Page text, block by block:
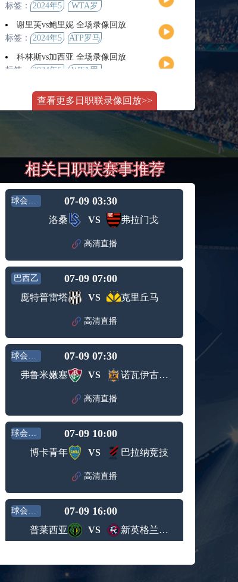
标签：
2024年5
WTA罗
赛女单
第3轮
谢里芙vs鲍里妮 全场录像回放
标签：
2024年5
ATP罗马
女单第2
轮
科林斯vs加西亚 全场录像回放
标签：
2024年5
WTA罗
赛女单
第3轮
斯维托丽娜vs萨巴伦卡 全场录像回放
2024年5
月14日
WTA罗
马公开
纳波利塔诺vs贾里 全场录像回放
男单第3
轮
标签： 2024年5
月11日
WTA1000
罗马大
师赛第3
轮
WTT沙特大满贯女单半决赛 陈梦vs早田希娜 全场录像回放
标签：
2024年5
月11日
WTT沙
贯女单
蒙泰罗vs凯茨曼诺维奇 全场录像回放
大师赛
轮
纳尔迪vs鲁内 全场录像回放
标签： 2024年5
月12日
ATP罗马
大师赛
男单第2
轮
萨卡里vs加里宁娜 全场录像回放
标签： 2024年5
WTA罗
马大师
赛女单
第3轮
吉隆vs卢布列夫 全场录像回放
月12日
ATP罗马
大师赛
轮
兹维列夫vs达德尔里 全场录像回放
标签： 2024年5
月13日
ATP罗马
大师赛
男单第3
轮
阿纳尔迪vs贾里 全场录像回放
ATP罗马
大师赛
男单第2
轮
标签： 2024年5
月12日
WTA罗
马大师
赛女单
第3轮
托尔莫vs奥斯塔彭科 全场录像回放
2024年5
WTA罗
赛女单
斯诺克元老斯诺克世锦赛半决赛 伊戈尔-费格雷多vs德拉戈 全场录像回放
标签：
月12日
元老斯
诺克世
锦赛半
决赛
穆纳尔vs诺里 全场录像回放
月12日
ATP罗马
大师赛
男单第2
MSI季中冠军赛胜者组 BLG vs T1 全场录像回放
月12日
冠军赛
KPL春季赛季后赛败者组决赛 重庆狼队 vs 苏州KSG 全场录像回放
查看更多日职联录像回放>>
相关日职联赛事推荐
球会友谊 07-09 03:30
洛桑 VS 弗拉门戈
高清直播
巴西乙 07-09 07:00
庞特普雷塔 VS 克里丘马
高清直播
球会友谊 07-09 07:30
弗鲁米嫩塞 VS 诺瓦伊古亚科
高清直播
球会友谊 07-09 10:00
博卡青年 VS 巴拉纳竞技
高清直播
球会友谊 07-09 16:00
普莱西亚 VS 新英格兰革命